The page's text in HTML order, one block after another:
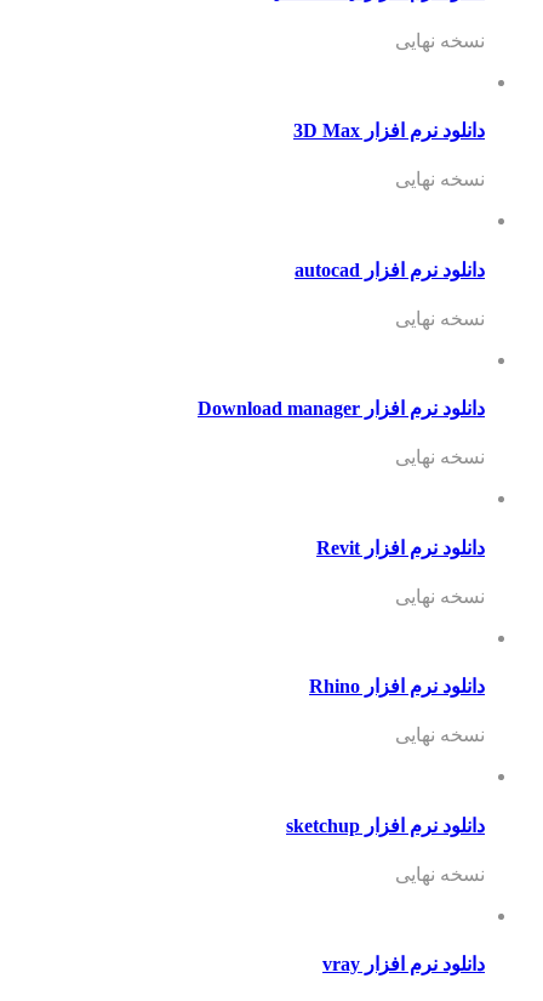
نسخه نهایی
دانلود نرم افزار 3D Max
نسخه نهایی
دانلود نرم افزار autocad
نسخه نهایی
دانلود نرم افزار Download manager
نسخه نهایی
دانلود نرم افزار Revit
نسخه نهایی
دانلود نرم افزار Rhino
نسخه نهایی
دانلود نرم افزار sketchup
نسخه نهایی
دانلود نرم افزار vray